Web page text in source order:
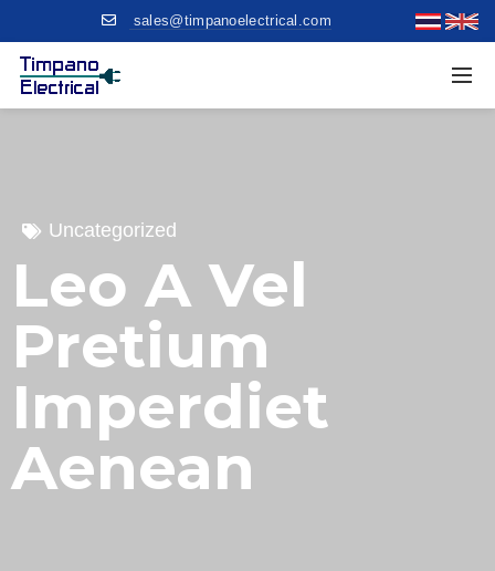
sales@timpanoelectrical.com
Uncategorized
Leo A Vel
Pretium
Imperdiet
Aenean